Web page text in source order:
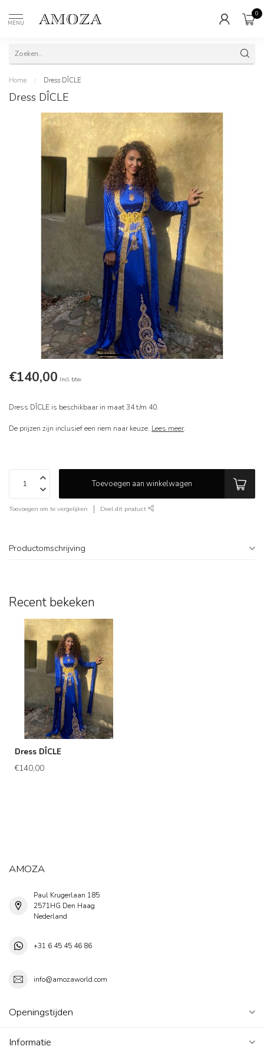
MENU
0
Home / Dress DÎCLE
Dress DÎCLE
€140,00 Incl. btw
Dress DÎCLE is beschikbaar in maat 34 t/m 40.
De prijzen zijn inclusief een riem naar keuze. Lees meer.
Toevoegen aan winkelwagen
Toevoegen om te vergelijken Deel dit product
Productomschrijving
Recent bekeken
Dress DÎCLE
€140,00
AMOZA
Paul Krugerlaan 185
2571HG Den Haag
Nederland
+31 6 45 45 46 86
info@amozaworld.com
Openingstijden
Informatie